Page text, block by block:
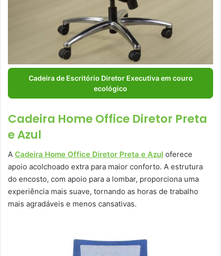
Cadeira de Escritório Diretor Executiva em couro
ecológico
Cadeira Home Office Diretor Preta
e Azul
A Cadeira Home Office Diretor Preta e Azul oferece
apoio acolchoado extra para maior conforto. A estrutura
do encosto, com apoio para a lombar, proporciona uma
experiência mais suave, tornando as horas de trabalho
mais agradáveis e menos cansativas.